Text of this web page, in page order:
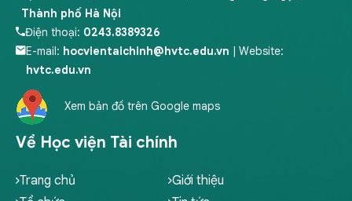
Về Học viện Tài chính
Trang chủ
Giới thiệu
Thành phố Hà Nội
Điện thoại: 0243.8389326
E-mail: hocvientaichinh@hvtc.edu.vn
| Website:
hvtc.edu.vn
Xem bản đồ trên Google maps